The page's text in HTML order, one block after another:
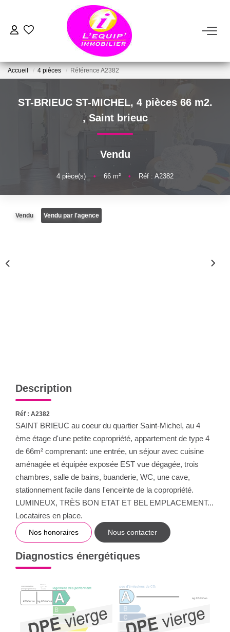
ACHETER
ESTIMER
FAIRE GÉRER
NOTRE AGENCE
Accueil 4 pièces Référence A2382
ST-BRIEUC ST-MICHEL, 4 pièces 66 m2.
, Saint brieuc
Vendu
4 pièce(s) • 66 m² • Réf : A2382
Vendu Vendu par l'agence
Description
Réf : A2382
SAINT BRIEUC au coeur du quartier Saint-Michel, au 4
ème étage d'une petite copropriété, appartement de type 4
de 66m² comprenant: une entrée, un séjour avec cuisine
aménagée et équipée exposée EST vue dégagée, trois
chambres, salle de bains, buanderie, WC, une cave,
stationnement facile dans l'enceinte de la copropriété.
LUMINEUX, TRÈS BON ETAT ET BEL EMPLACEMENT...
Locataires en place.
Nos honoraires Nous contacter
Diagnostics énergétiques